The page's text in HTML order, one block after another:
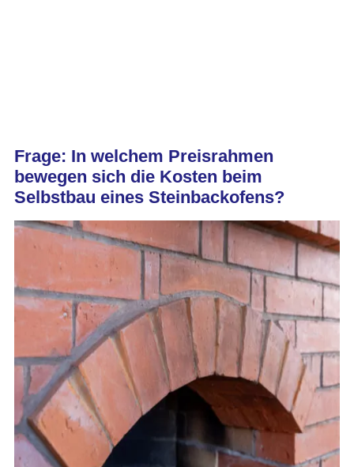
Frage: In welchem Preisrahmen
bewegen sich die Kosten beim
Selbstbau eines Steinbackofens?